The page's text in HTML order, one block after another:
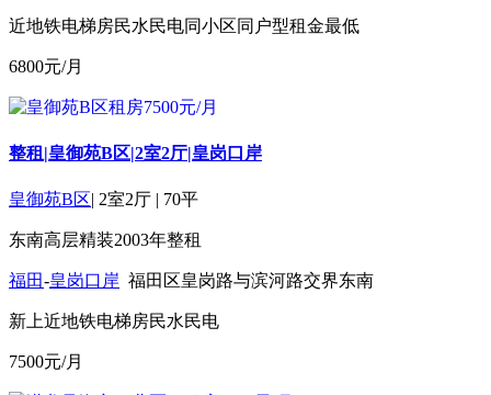
近地铁电梯房民水民电同小区同户型租金最低
6800元/月
整租|皇御苑B区|2室2厅|皇岗口岸
皇御苑B区| 2室2厅 | 70平
东南高层精装2003年整租
福田-皇岗口岸 福田区皇岗路与滨河路交界东南
新上近地铁电梯房民水民电
7500元/月